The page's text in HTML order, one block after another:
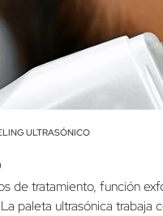
ULTRASÓNICO
de tratamiento, función
paleta ultrasónica